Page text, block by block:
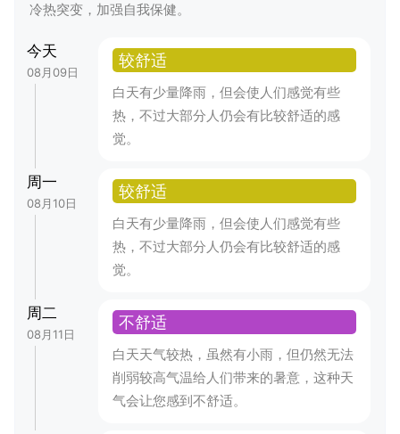
冷热突变，加强自我保健。
今天
08月09日
较舒适
白天有少量降雨，但会使人们感觉有些
热，不过大部分人仍会有比较舒适的感
觉。
周一
08月10日
较舒适
白天有少量降雨，但会使人们感觉有些
热，不过大部分人仍会有比较舒适的感
觉。
周二
08月11日
不舒适
白天天气较热，虽然有小雨，但仍然无法
削弱较高气温给人们带来的暑意，这种天
气会让您感到不舒适。